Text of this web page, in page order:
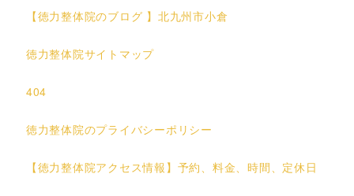
【徳力整体院のブログ 】北九州市小倉
徳力整体院サイトマップ
404
徳力整体院のプライバシーポリシー
【徳力整体院アクセス情報】予約、料金、時間、定休日